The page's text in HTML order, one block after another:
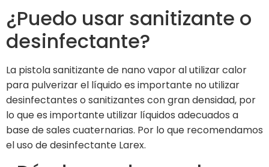
¿Puedo usar sanitizante o
desinfectante?
La pistola sanitizante de nano vapor al utilizar calor
para pulverizar el líquido es importante no utilizar
desinfectantes o sanitizantes con gran densidad, por
lo que es importante utilizar líquidos adecuados a
base de sales cuaternarias. Por lo que recomendamos
el uso de desinfectante Larex.